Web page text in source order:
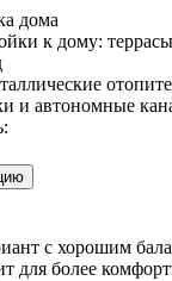
дома
к дому:
и автономные
с хорошим
для более